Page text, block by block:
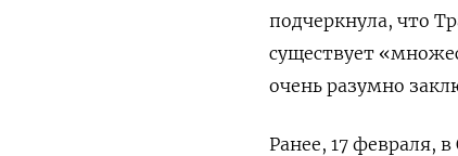
подчеркнула, что
существует
очень разумно
Ранее, 17 февраля,